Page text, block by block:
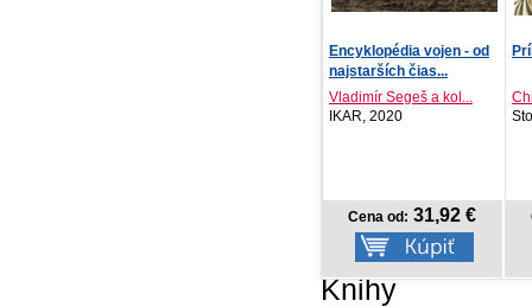
Encyklopédia vojen - od
najstarších čias...
Vladimír Segeš a kol...
IKAR, 2020
Cena od: 31,92 €
Knihy